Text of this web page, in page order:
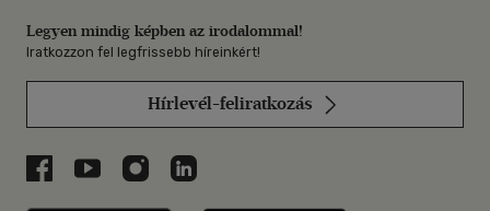
Legyen mindig képben az irodalommal!
Iratkozzon fel legfrissebb híreinkért!
Hírlevél-feliratkozás
Libri a Facebookon
Libri a Youtube-on
Libri az Instagramon
Libri a LinkedInen